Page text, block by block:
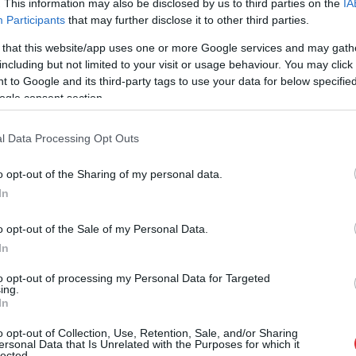
This information may also be disclosed by us to third parties on the
Participants that may further disclose it to other third parties.
that this website/app uses one or more Google services and may
but not limited to your visit or usage behaviour. You may
to Google and its third-party tags to use your data for below
consent section.
Data Processing Opt Outs
opt-out of the Sharing of my personal data.
opt-out of the Sale of my Personal Data.
opt-out of processing my Personal Data for Targeted
opt-out of Collection, Use, Retention, Sale, and/or Sharing
Data that Is Unrelated with the Purposes for which it
Liepājā visvairāk balsu ieguva bijušā Liepājas
Liepājas partija, kā arī Vilnīša pārstāvētā LRA.
rezultātā spējušas saglabāt pārliecinošu
jeb 41,19% balsstiesīgo, kuras saraksta
vietnieks, domes deputāts Gunārs
attiecību vadītājs Andrejs Rjabcevs un
vēlēšanu rezultātā pakāpies uz otro